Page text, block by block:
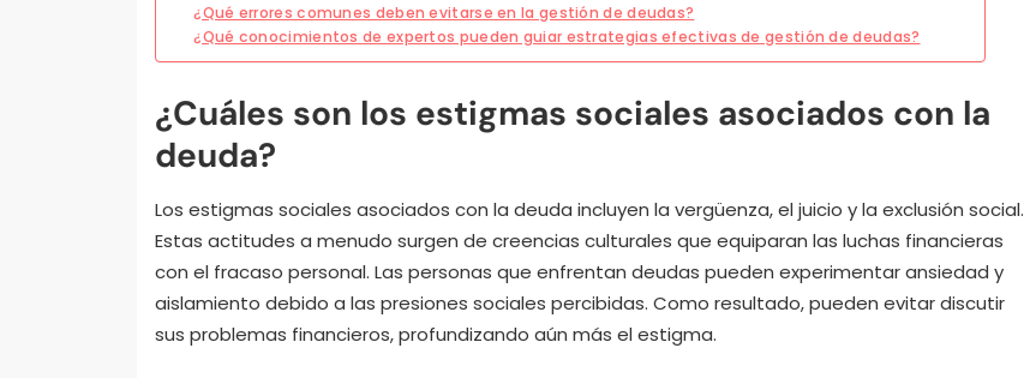
¿Qué errores comunes deben evitarse en la gestión de deudas?
¿Qué conocimientos de expertos pueden guiar estrategias efectivas de gestión de deudas?
¿Cuáles son los estigmas sociales asociados con la
deuda?
Los estigmas sociales asociados con la deuda incluyen la vergüenza, el juicio y la exclusión social.
Estas actitudes a menudo surgen de creencias culturales que equiparan las luchas financieras
con el fracaso personal. Las personas que enfrentan deudas pueden experimentar ansiedad y
aislamiento debido a las presiones sociales percibidas. Como resultado, pueden evitar discutir
sus problemas financieros, profundizando aún más el estigma.